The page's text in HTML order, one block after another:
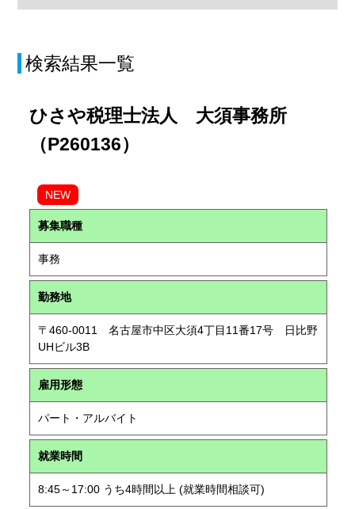
検索結果一覧
ひさや税理士法人 大須事務所
（P260136）
NEW
募集職種
事務
勤務地
〒460-0011 名古屋市中区大須4丁目11番17号 日比野
UHビル3B
雇用形態
パート・アルバイト
就業時間
8:45～17:00 うち4時間以上 (就業時間相談可)